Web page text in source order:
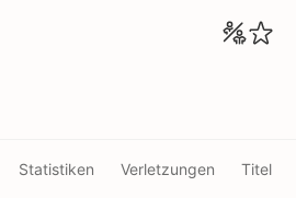
Statistiken Verletzungen Titel